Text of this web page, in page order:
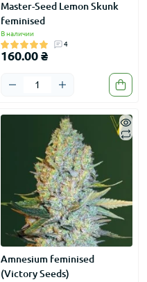
Master-Seed Lemon Skunk
feminised
В наличии
4
160.00 ₴
Amnesium feminised
(Victory Seeds)